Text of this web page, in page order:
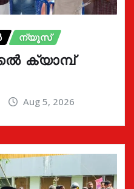
ന്യൂസ്
ക്യാമ്പ്
Aug 5, 2026